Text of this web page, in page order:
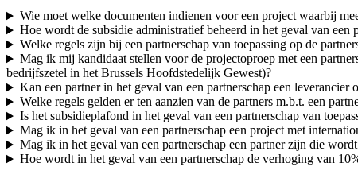
Wie moet welke documenten indienen voor een project waarbij
Hoe wordt de subsidie administratief beheerd in het geval van een
Welke regels zijn bij een partnerschap van toepassing op de
Mag ik mij kandidaat stellen voor de projectoproep met een
bedrijfszetel in het Brussels Hoofdstedelijk Gewest)?
Kan een partner in het geval van een partnerschap een leverancier
Welke regels gelden er ten aanzien van de partners m.b.t. een
Is het subsidieplafond in het geval van een partnerschap van
Mag ik in het geval van een partnerschap een project met
Mag ik in het geval van een partnerschap een partner zijn die
Hoe wordt in het geval van een partnerschap de verhoging van